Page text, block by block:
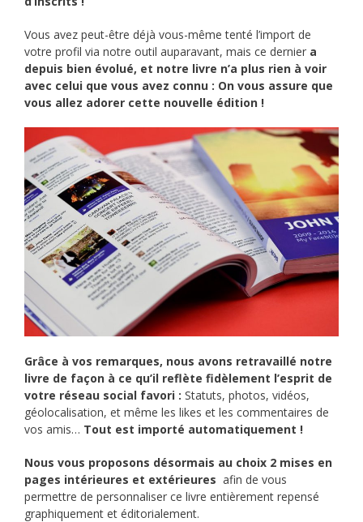
Vous avez peut-être déjà vous-même tenté l’import de
votre profil via notre outil auparavant, mais ce dernier a
depuis bien évolué, et notre livre n’a plus rien à voir
avec celui que vous avez connu : On vous assure que
vous allez adorer cette nouvelle édition !
Grâce à vos remarques, nous avons retravaillé notre
livre de façon à ce qu’il reflète fidèlement l’esprit de
votre réseau social favori : Statuts, photos, vidéos,
géolocalisation, et même les likes et les commentaires de
vos amis… Tout est importé automatiquement !
Nous vous proposons désormais au choix 2 mises en
pages intérieures et extérieures afin de vous
permettre de personnaliser ce livre entièrement repensé
graphiquement et éditorialement.